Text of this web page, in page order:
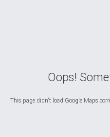
Oops!
This page didn't load Google Maps